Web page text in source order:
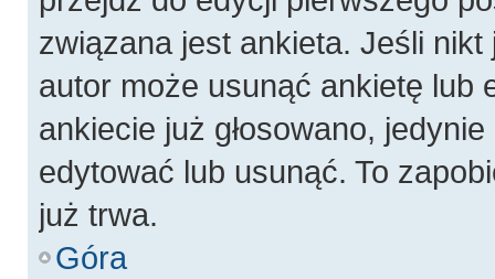
związana jest ankieta. Jeśli nikt
autor może usunąć ankietę lub
ankiecie już głosowano,
edytować lub usunąć. To
już trwa.
Góra